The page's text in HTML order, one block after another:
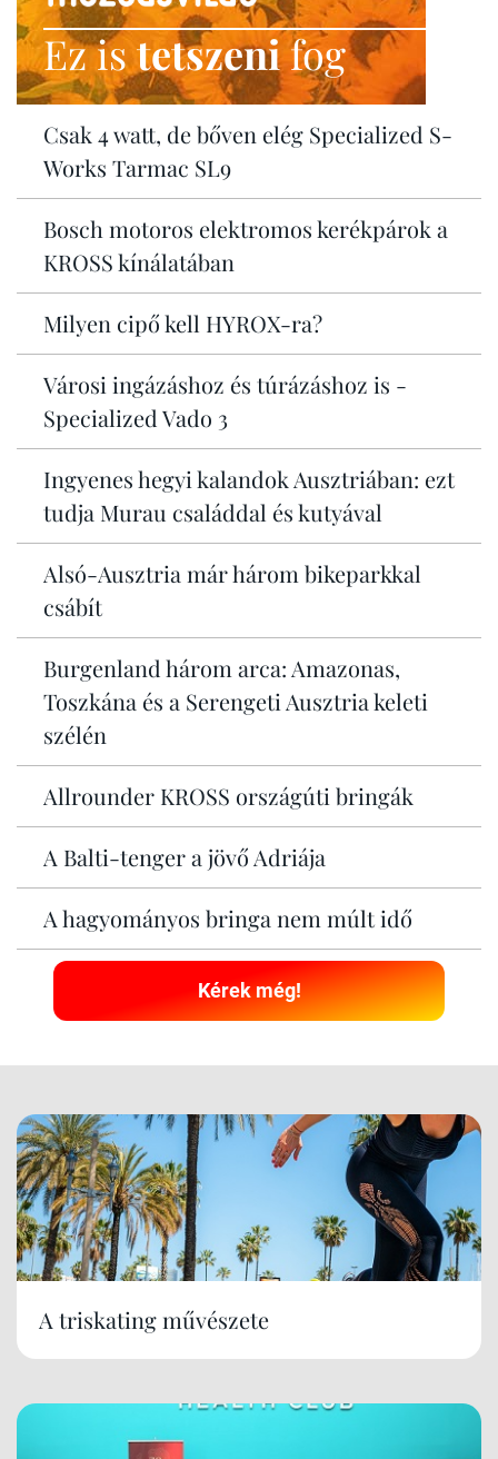
Ez istetszenifog
Csak 4 watt, de bőven elég Specialized S-
Works Tarmac SL9
Bosch motoros elektromos kerékpárok a
KROSS kínálatában
Milyen cipő kell HYROX-ra?
Városi ingázáshoz és túrázáshoz is -
Specialized Vado 3
Ingyenes hegyi kalandok Ausztriában: ezt
tudja Murau családdal és kutyával
Alsó-Ausztria már három bikeparkkal
csábít
Burgenland három arca: Amazonas,
Toszkána és a Serengeti Ausztria keleti
szélén
Allrounder KROSS országúti bringák
A Balti-tenger a jövő Adriája
A hagyományos bringa nem múlt idő
Kérek még!
A triskating művészete